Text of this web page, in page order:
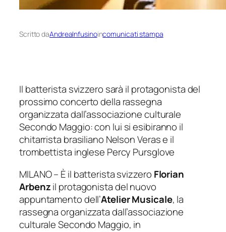
Scritto daAndreaInfusinoincomunicati stampa
Il batterista svizzero sarà il protagonista del
prossimo concerto della rassegna
organizzata dall’associazione culturale
Secondo Maggio: con lui si esibiranno il
chitarrista brasiliano Nelson Veras e il
trombettista inglese Percy Pursglove
MILANO – È il batterista svizzero Florian
Arbenzil protagonista del nuovo
appuntamento dell’Atelier Musicale, la
rassegna organizzata dall’associazione
culturale Secondo Maggio, in